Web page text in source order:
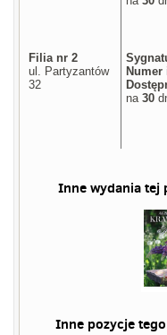
Filia nr 2
ul. Partyzantów
32
Numer
na30
Inne wydania tej
Inne pozycje